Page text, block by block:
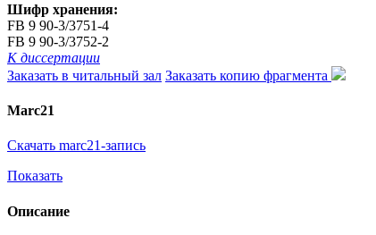
Шифр хранения:
FB 9 90-3/3751-4
FB 9 90-3/3752-2
К диссертации
Заказать в читальный зал Заказать копию фрагмента
Marc21
Скачать marc21-запись
Показать
Описание